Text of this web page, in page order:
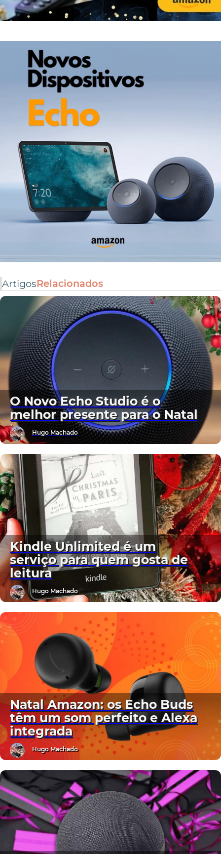
ArtigosRelacionados
O Novo Echo Studio é o
melhor presente para o Natal
Hugo Machado
Kindle Unlimited é um
serviço para quem gosta de
leitura
Hugo Machado
Natal Amazon: os Echo Buds
têm um som perfeito e Alexa
integrada
Hugo Machado